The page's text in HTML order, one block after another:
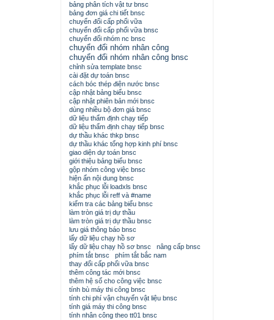
bảng phân tích vật tư bnsc
bảng đơn giá chi tiết bnsc
chuyển đổi cấp phối vữa
chuyển đổi cấp phối vữa bnsc
chuyển đổi nhóm nc bnsc
chuyển đổi nhóm nhân công
chuyển đổi nhóm nhân công bnsc
chỉnh sửa template bnsc
cài đặt dự toán bnsc
cách bóc thép điện nước bnsc
cập nhật bảng biểu bnsc
cập nhật phiên bản mới bnsc
dùng nhiều bộ đơn giá bnsc
dữ liệu thẩm định chạy tiếp
dữ liệu thẩm định chạy tiếp bnsc
dự thầu khác thkp bnsc
dự thầu khác tổng hợp kinh phí bnsc
giao diện dự toán bnsc
giới thiệu bảng biểu bnsc
gộp nhóm công việc bnsc
hiện ẩn nội dung bnsc
khắc phục lỗi loadxls bnsc
khắc phục lỗi reff và #name
kiểm tra các bảng biểu bnsc
làm tròn giá trị dự thầu
làm tròn giá trị dự thầu bnsc
lưu giá thông báo bnsc
lấy dữ liệu chạy hồ sơ
lấy dữ liệu chạy hồ sơ bnsc
nâng cấp bnsc
phím tắt bnsc
phím tắt bắc nam
thay đổi cấp phối vữa bnsc
thêm công tác mới bnsc
thêm hệ số cho công việc bnsc
tính bù máy thi công bnsc
tính chi phí vận chuyển vật liệu bnsc
tính giá máy thi công bnsc
tính nhân công theo tt01 bnsc